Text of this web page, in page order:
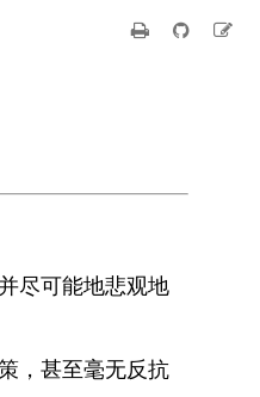
尽可能地悲观地
，甚至毫无反抗